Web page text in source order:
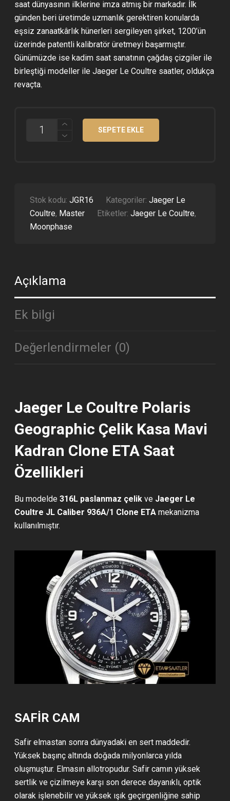
saat dünyasının ilklerine imza atmış bir markadır. İlk
günden beri üretimde uzmanlık gerektiren konularda
eşsiz zanaatkârlık hünerleri sergileyen şirket, 1200’ün
üzerinde patentli kalibratör üretmeyi başarmıştır.
Günümüzde ise kadim saat sanatının çağdaş çizgiler ile
birleştiği modeller ile Jaeger Le Coultre saatler, oldukça
revaçta.
KADRAN
CLONE
ETA
ADET
SEPETE EKLE
Stok kodu:JGR16 Kategoriler:Jaeger Le
Coultre, Master Etiketler:Jaeger Le Coultre,
Moonphase
Açıklama
Ek bilgi
Değerlendirmeler (0)
Jaeger Le Coultre Polaris
Geographic Çelik Kasa Mavi
Kadran Clone ETA Saat
Özellikleri
Bu modelde316L paslanmaz çelik ve Jaeger Le
Coultre JL Caliber 936A/1 Clone ETA mekanizma
kullanılmıştır.
SAFİR CAM
Safir elmastan sonra dünyadaki en sert maddedir.
Yüksek başınç altında doğada milyonlarca yılda
oluşmuştur. Elmasın allotropudur. Safir camın yüksek
sertlik ve çizilmeye karşı son derece dayanıklı, optik
olarak işlenebilir ve yüksek ışık geçirgenliğine sahip